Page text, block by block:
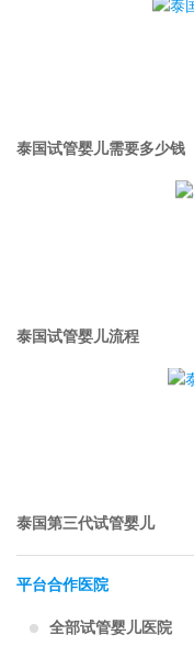
泰国试管婴儿需要多少钱
泰国试管婴儿流程
泰国第三代试管婴儿
平台合作医院
全部试管婴儿医院